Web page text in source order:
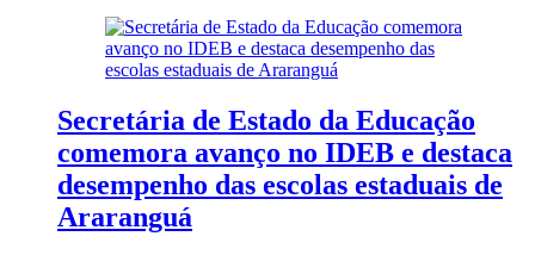
Secretária de Estado da Educação
comemora avanço no IDEB e destaca
desempenho das escolas estaduais de
Araranguá